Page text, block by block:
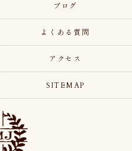
ブログ
よくある質問
アクセス
SITEMAP